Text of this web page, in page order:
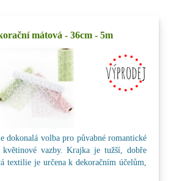
mátová - 36cm - 5m
dokonalá volba pro půvabné romantické
květinové vazby. Krajka je tužší, dobře
textilie je určena k dekoračním účelům,